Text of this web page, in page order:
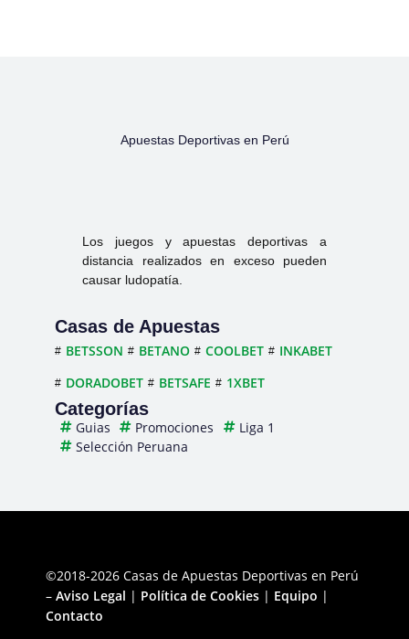
Apuestas Deportivas en Perú
Los juegos y apuestas deportivas a
distancia realizados en exceso pueden
causar ludopatía.
Casas de Apuestas
BETSSON BETANO COOLBET
INKABET
DORADOBET
BETSAFE 1XBET
Categorías
Guias Promociones
Liga 1
Selección Peruana
©2018-2026 Casas de Apuestas Deportivas en Perú
– Aviso Legal | Política de Cookies | Equipo |
Contacto